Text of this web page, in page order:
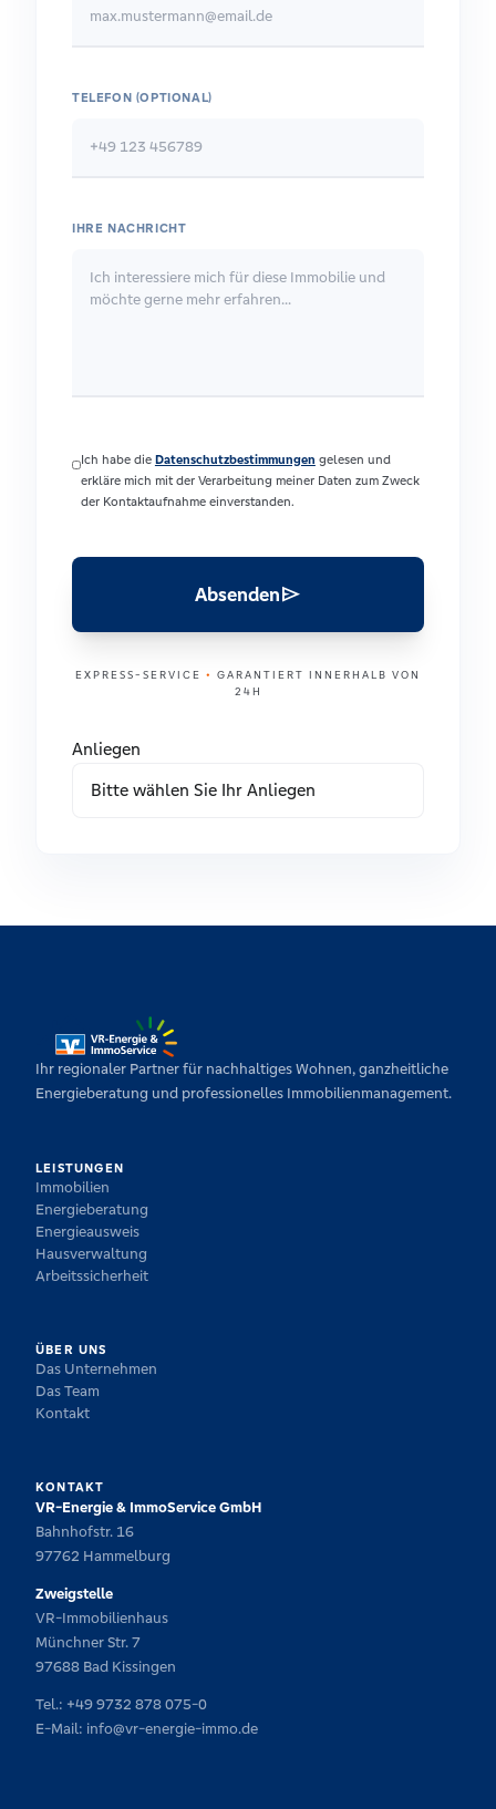
TELEFON (OPTIONAL)
IHRE NACHRICHT
Ich habe die Datenschutzbestimmungen gelesen und
erkläre mich mit der Verarbeitung meiner Daten zum Zweck
der Kontaktaufnahme einverstanden.
Absendensend
EXPRESS-SERVICE • GARANTIERT INNERHALB VON
24H
Anliegen
Ihr regionaler Partner für nachhaltiges Wohnen, ganzheitliche
Energieberatung und professionelles Immobilienmanagement.
LEISTUNGEN
Immobilien
Energieberatung
Energieausweis
Hausverwaltung
Arbeitssicherheit
ÜBER UNS
Das Unternehmen
Das Team
Kontakt
KONTAKT
VR-Energie & ImmoService GmbH
Bahnhofstr. 16
97762 Hammelburg
Zweigstelle
VR-Immobilienhaus
Münchner Str. 7
97688 Bad Kissingen
Tel.: +49 9732 878 075-0
E-Mail: info@vr-energie-immo.de